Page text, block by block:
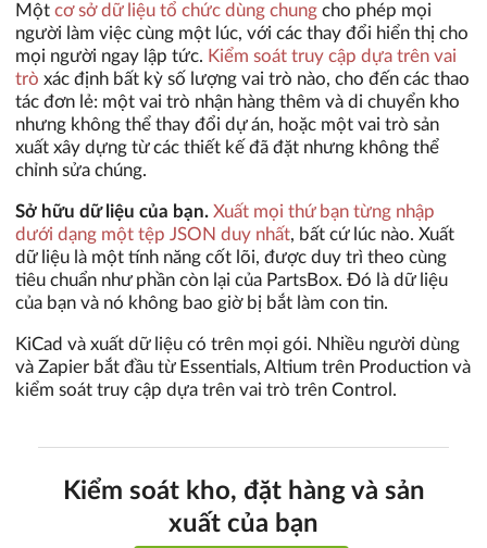
Một cơ sở dữ liệu tổ chức dùng chung cho phép mọi
người làm việc cùng một lúc, với các thay đổi hiển thị cho
mọi người ngay lập tức. Kiểm soát truy cập dựa trên vai
trò xác định bất kỳ số lượng vai trò nào, cho đến các thao
tác đơn lẻ: một vai trò nhận hàng thêm và di chuyển kho
nhưng không thể thay đổi dự án, hoặc một vai trò sản
xuất xây dựng từ các thiết kế đã đặt nhưng không thể
chỉnh sửa chúng.
Sở hữu dữ liệu của bạn. Xuất mọi thứ bạn từng nhập
dưới dạng một tệp JSON duy nhất, bất cứ lúc nào. Xuất
dữ liệu là một tính năng cốt lõi, được duy trì theo cùng
tiêu chuẩn như phần còn lại của PartsBox. Đó là dữ liệu
của bạn và nó không bao giờ bị bắt làm con tin.
KiCad và xuất dữ liệu có trên mọi gói. Nhiều người dùng
và Zapier bắt đầu từ Essentials, Altium trên Production và
kiểm soát truy cập dựa trên vai trò trên Control.
Kiểm soát kho, đặt hàng và sản
xuất của bạn